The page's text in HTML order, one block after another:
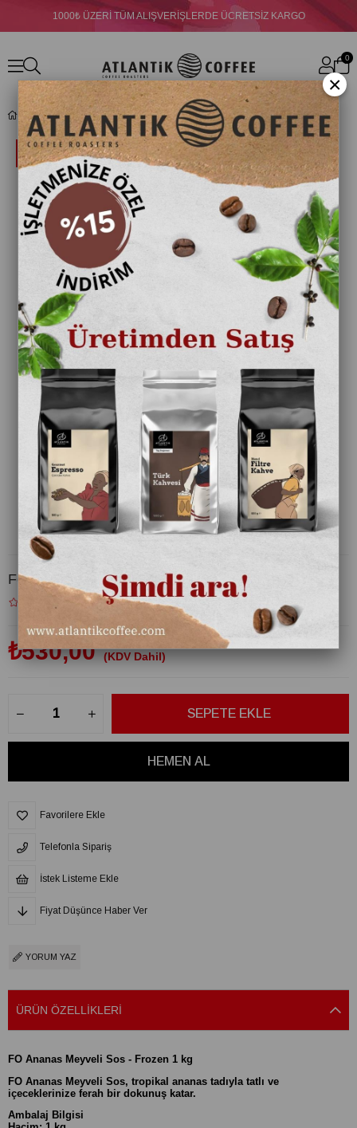
1000₺ ÜZERİ TÜM ALIŞVERİŞLERDE ÜCRETSİZ KARGO
0
Fo Ananas Püre 1000 gr
Fo Ananas Püre 1000 gr
₺530,00 (KDV Dahil)
Favorilere Ekle
Telefonla Sipariş
İstek Listeme Ekle
Fiyat Düşünce Haber Ver
YORUM YAZ
ÜRÜN ÖZELLIKLERI
FO Ananas Meyveli Sos - Frozen 1 kg
FO Ananas Meyveli Sos, tropikal ananas tadıyla tatlı ve
içeceklerinize ferah bir dokunuş katar.
Ambalaj Bilgisi
×